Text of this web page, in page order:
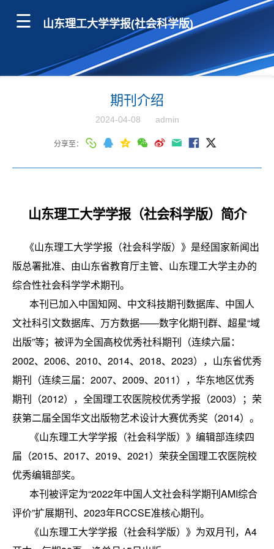
山东理工大学学报(社会科学版)
期刊介绍
2024-04-08 admin
分享至：
山东理工大学学报（社会科学版）简介
《山东理工大学学报（社会科学版）》是经国家新闻出
版总署批准、由山东省教育厅主管、山东理工大学主办的
综合性社会科学学术期刊。
本刊已加入中国知网、中文科技期刊数据库、中国人
文社科引文数据库、万方数据——数字化期刊群、超星“域
出版”等；被评为全国高校优秀社科期刊（连续六届：
2002、2006、2010、2014、2018、2023），山东省优秀
期刊（连续三届：2007、2009、2011），华东地区优秀
期刊（2012），全国理工农医院校优秀学报（2003）；荣
获第二届全国华文出版物艺术设计大赛优秀奖（2014）。
《山东理工大学学报（社会科学版）》编辑部连续四
届（2015、2017、2019、2021）荣获全国理工农医院校
优秀编辑部奖。
本刊被评定为“2022年中国人文社会科学期刊AMI综合
评价”扩展期刊、2023年RCCSE准核心期刊。
《山东理工大学学报 （社会科学版） 》为双月刊，A4